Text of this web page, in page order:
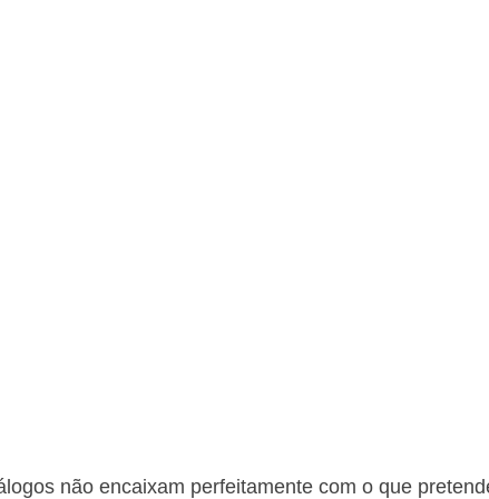
não encaixam perfeitamente com o que